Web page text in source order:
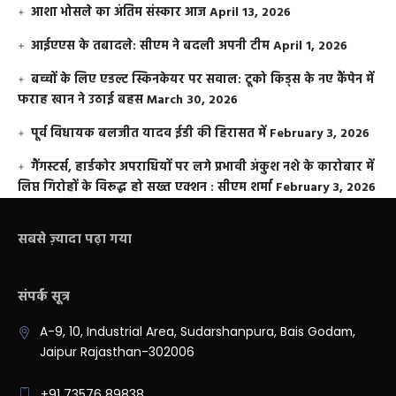
आशा भोसले का अंतिम संस्कार आजApril 13, 2026
आईएएस के तबादले: सीएम ने बदली अपनी टीमApril 1, 2026
बच्चों के लिए एडल्ट स्किनकेयर पर सवाल: टूको किड्स के नए कैंपेन में
फराह खान ने उठाई बहसMarch 30, 2026
पूर्व विधायक बलजीत यादव ईडी की हिरासत में February 3, 2026
गैंगस्टर्स, हार्डकोर अपराधियों पर लगे प्रभावी अंकुश नशे के कारोबार में
लिप्त गिरोहों के विरूद्ध हो सख्त एक्शन : सीएम शर्मा February 3, 2026
सबसे ज़्यादा पढ़ा गया
संपर्क सूत्र
A-9, 10, Industrial Area, Sudarshanpura, Bais Godam,
Jaipur Rajasthan-302006